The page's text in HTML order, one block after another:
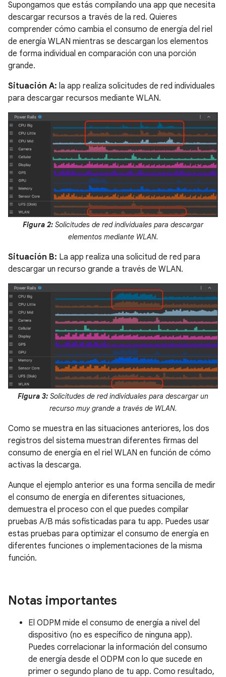
Supongamos que estás compilando una app que necesita
descargar recursos a través de la red. Quieres
comprender cómo cambia el consumo de energía del riel
de energía WLAN mientras se descargan los elementos
de forma individual en comparación con una porción
grande.
Situación A: la app realiza solicitudes de red individuales
para descargar recursos mediante WLAN.
Figura 2: Solicitudes de red individuales para descargar
elementos mediante WLAN.
Situación B: La app realiza una solicitud de red para
descargar un recurso grande a través de WLAN.
Figura 3: Solicitudes de red individuales para descargar un
recurso muy grande a través de WLAN.
Como se muestra en las situaciones anteriores, los dos
registros del sistema muestran diferentes firmas del
consumo de energía en el riel WLAN en función de cómo
activas la descarga.
Aunque el ejemplo anterior es una forma sencilla de medir
el consumo de energía en diferentes situaciones,
demuestra el proceso con el que puedes compilar
pruebas A/B más sofisticadas para tu app. Puedes usar
estas pruebas para optimizar el consumo de energía en
diferentes funciones o implementaciones de la misma
función.
Notas importantes
El ODPM mide el consumo de energía a nivel del
dispositivo (no es específico de ninguna app).
Puedes correlacionar la información del consumo
de energía desde el ODPM con lo que sucede en
primer o segundo plano de tu app. Como resultado,